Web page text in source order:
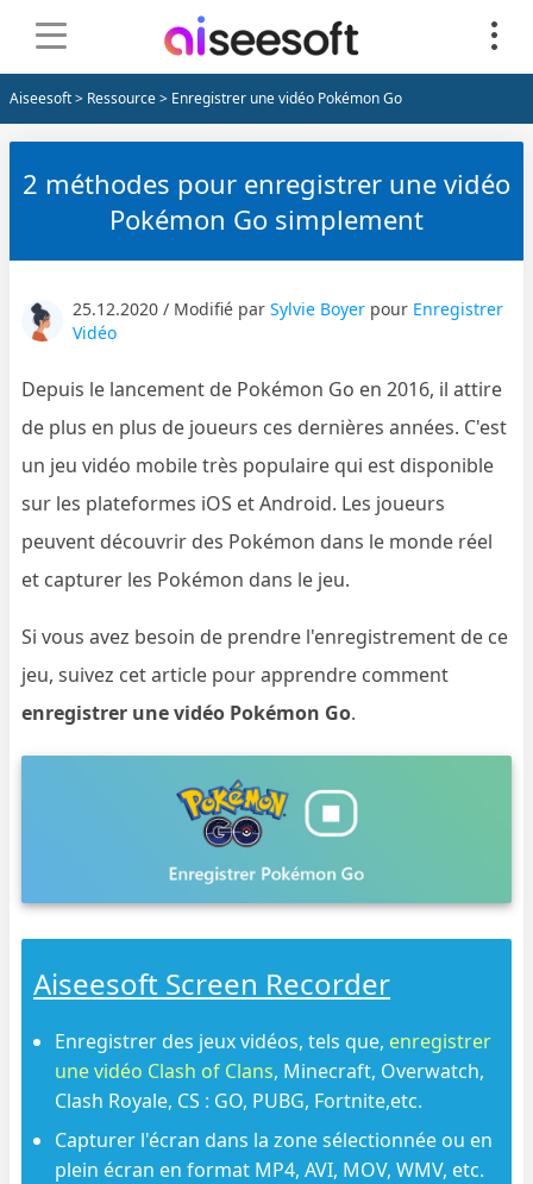
Aiseesoft> Ressource> Enregistrer une vidéo Pokémon Go
2 méthodes pour enregistrer une vidéo
Pokémon Go simplement
25.12.2020 / Modifié parSylvie Boyer pour Enregistrer
Vidéo
Depuis le lancement de Pokémon Go en 2016, il attire
de plus en plus de joueurs ces dernières années. C'est
un jeu vidéo mobile très populaire qui est disponible
sur les plateformes iOS et Android. Les joueurs
peuvent découvrir des Pokémon dans le monde réel
et capturer les Pokémon dans le jeu.
Si vous avez besoin de prendre l'enregistrement de ce
jeu, suivez cet article pour apprendre comment
enregistrer une vidéo Pokémon Go.
Aiseesoft Screen Recorder
Enregistrer des jeux vidéos, tels que, enregistrer
une vidéo Clash of Clans, Minecraft, Overwatch,
Clash Royale, CS : GO, PUBG, Fortnite,etc.
Capturer l'écran dans la zone sélectionnée ou en
plein écran en format MP4, AVI, MOV, WMV, etc.